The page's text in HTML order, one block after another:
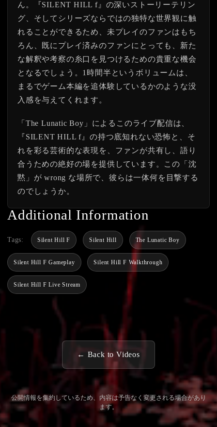
ん。『SILENT HILL f』の深いストーリーテリン
グ、そしてシリーズならではの独特な世界観に触
れることができるため、未プレイのファンはもち
ろん、既にプレイ済みのファンにとっても、新た
な解釈や考察の糸口を見つけるための貴重な機会
となるでしょう。1時間半というボリュームは、
まるでゲーム本編を追体験しているかのような没
入感を与えてくれます。
「The Lunatic Boy」によるこのライブ配信は、
『SILENT HILL f』の持つ底知れない恐怖と、そ
れを彩る芸術的な表現を、ファンが共有し、語り
合うための絶好の場を提供しています。この「沈
黙」が wrong な場所で、彼らは一体何を目撃する
のでしょうか。
Additional Information
Tags: Silent Hill F Silent Hill The Lunatic Boy
Silent Hill F Gameplay Silent Hill F Walkthrough
Silent Hill F Live Stream
← Back to Videos
公開情報を集約しているため、内容は予告なく変更される場合があり
ます。